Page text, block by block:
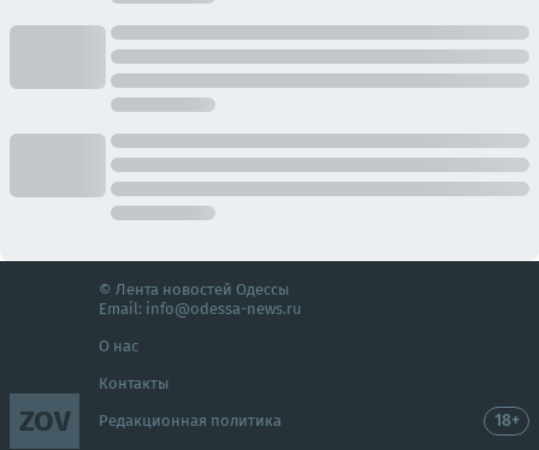
ZOV
© Лента новостей Одессы
Email: info@odessa-news.ru
О нас
Контакты
Редакционная политика 18+